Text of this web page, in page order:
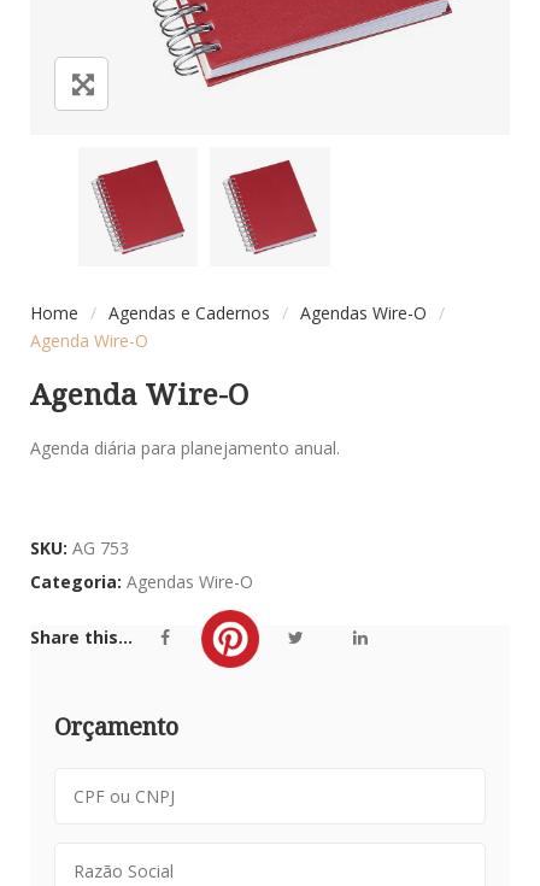
Home / Agendas e Cadernos / Agendas Wire-O /
Agenda Wire-O
Agenda Wire-O
Agenda diária para planejamento anual.
SKU: AG 753
Categoria: Agendas Wire-O
Share this...
Orçamento